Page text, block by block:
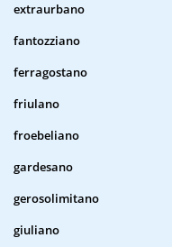
extraurbano
fantozziano
ferragostano
friulano
froebeliano
gardesano
gerosolimitano
giuliano